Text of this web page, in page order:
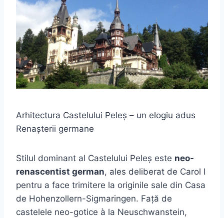
Arhitectura Castelului Peleș – un elogiu adus
Renașterii germane
Stilul dominant al Castelului Peleș este neo-
renascentist german, ales deliberat de Carol I
pentru a face trimitere la originile sale din Casa
de Hohenzollern-Sigmaringen. Față de
castelele neo-gotice à la Neuschwanstein,